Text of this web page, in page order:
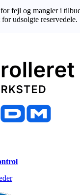
fejl og mangler i
udsolgte reservedele.